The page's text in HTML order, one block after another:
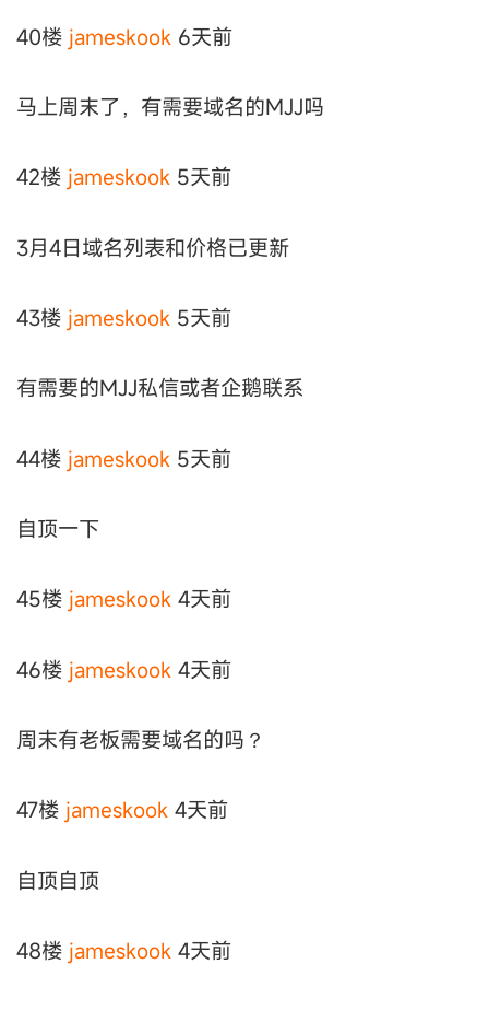
40楼 jameskook 6天前
马上周末了，有需要域名的MJJ吗
42楼 jameskook 5天前
3月4日域名列表和价格已更新
43楼 jameskook 5天前
有需要的MJJ私信或者企鹅联系
44楼 jameskook 5天前
自顶一下
45楼 jameskook 4天前
46楼 jameskook 4天前
周末有老板需要域名的吗？
47楼 jameskook 4天前
自顶自顶
48楼 jameskook 4天前